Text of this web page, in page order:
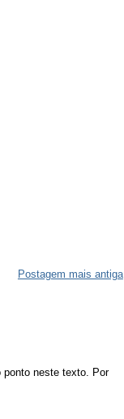
Postagem mais antiga
ponto neste texto. Por